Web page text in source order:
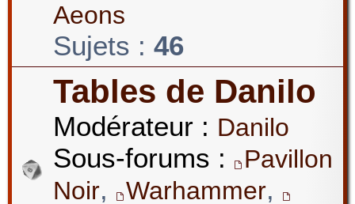
Aeons
Sujets : 46
Tables de Danilo
Modérateur : Danilo
Sous-forums :
Pavillon
Noir, Warhammer,